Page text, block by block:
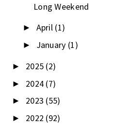
Long Weekend
► April (1)
► January (1)
► 2025 (2)
► 2024 (7)
► 2023 (55)
► 2022 (92)